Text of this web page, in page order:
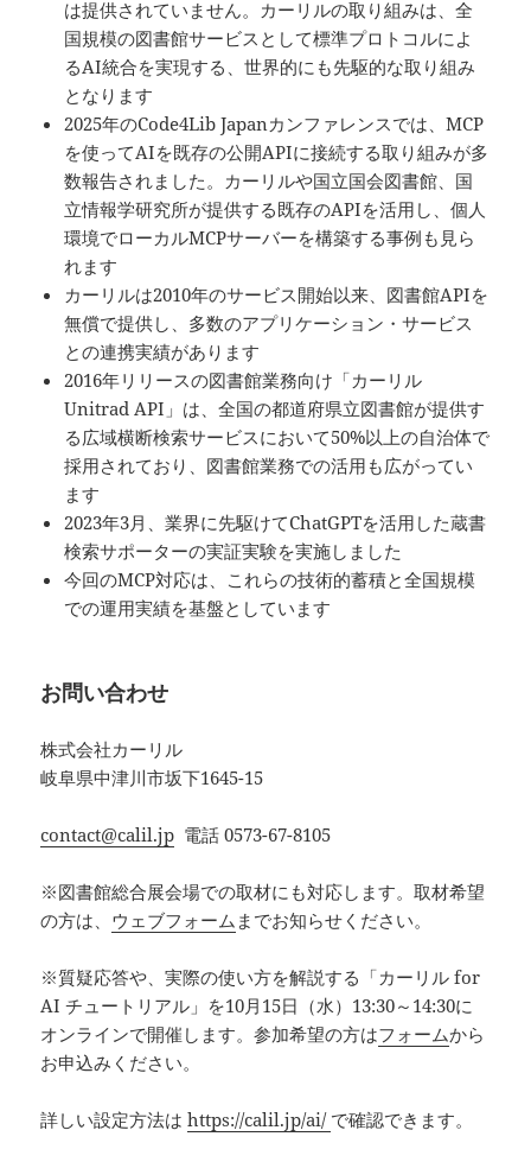
は提供されていません。カーリルの取り組みは、全
国規模の図書館サービスとして標準プロトコルによ
るAI統合を実現する、世界的にも先駆的な取り組み
となります
2025年のCode4Lib Japanカンファレンスでは、MCP
を使ってAIを既存の公開APIに接続する取り組みが多
数報告されました。カーリルや国立国会図書館、国
立情報学研究所が提供する既存のAPIを活用し、個人
環境でローカルMCPサーバーを構築する事例も見ら
れます
カーリルは2010年のサービス開始以来、図書館APIを
無償で提供し、多数のアプリケーション・サービス
との連携実績があります
2016年リリースの図書館業務向け「カーリル
Unitrad API」は、全国の都道府県立図書館が提供す
る広域横断検索サービスにおいて50%以上の自治体で
採用されており、図書館業務での活用も広がってい
ます
2023年3月、業界に先駆けてChatGPTを活用した蔵書
検索サポーターの実証実験を実施しました
今回のMCP対応は、これらの技術的蓄積と全国規模
での運用実績を基盤としています
お問い合わせ
株式会社カーリル
岐阜県中津川市坂下1645-15
contact@calil.jp 電話 0573-67-8105
※図書館総合展会場での取材にも対応します。取材希望
の方は、 ウェブフォーム までお知らせください。
※質疑応答や、実際の使い方を解説する「カーリル for
AI チュートリアル」を10月15日（水）13:30～14:30に
オンラインで開催します。参加希望の方はフォームから
お申込みください。
詳しい設定方法はhttps://calil.jp/ai/ で確認できます。